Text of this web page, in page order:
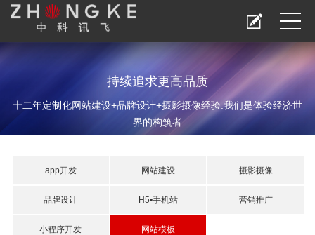
持续追求更高品质
十二年定制化网站建设+品牌设计+摄影摄像经验.我们是体验经济世
界的构筑者
app开发 网站建设 摄影摄像
品牌设计 H5•手机站 营销推广
小程序开发 网站模板